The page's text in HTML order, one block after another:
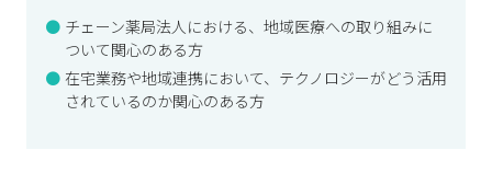
チェーン薬局法人における、地域医療への取り組みに
ついて関心のある方
在宅業務や地域連携において、テクノロジーがどう活用
されているのか関心のある方